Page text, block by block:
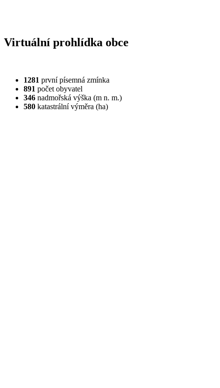
Virtuální prohlídka obce
1281 první písemná zmínka
891 počet obyvatel
346 nadmořská výška (m n. m.)
580 katastrální výměra (ha)